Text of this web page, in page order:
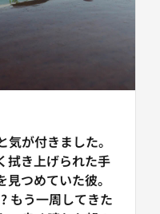
が付きました。
拭き上げられた手
つめていた彼。
もう一周してきた